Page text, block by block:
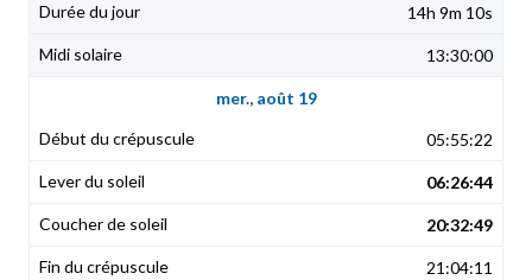
14h 9m 10s
13:30:00
mer., août 19
05:55:22
06:26:44
20:32:49
21:04:11